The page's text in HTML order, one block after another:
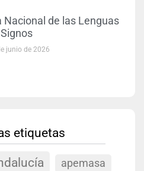
Nacional de las Lenguas
junio de 2026
etiquetas
apemasa